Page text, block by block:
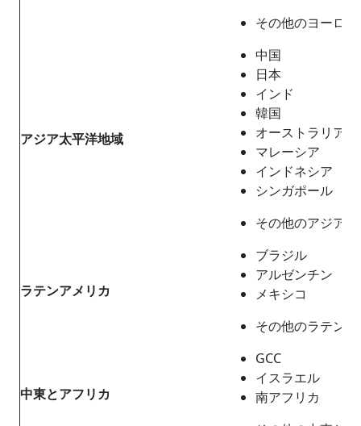
その他のヨーロ
アジア太平洋地域
中国
日本
インド
韓国
オーストラリア
マレーシア
インドネシア
シンガポール
その他のアジア
ラテンアメリカ
ブラジル
アルゼンチン
メキシコ
その他のラテン
中東とアフリカ
GCC
イスラエル
南アフリカ